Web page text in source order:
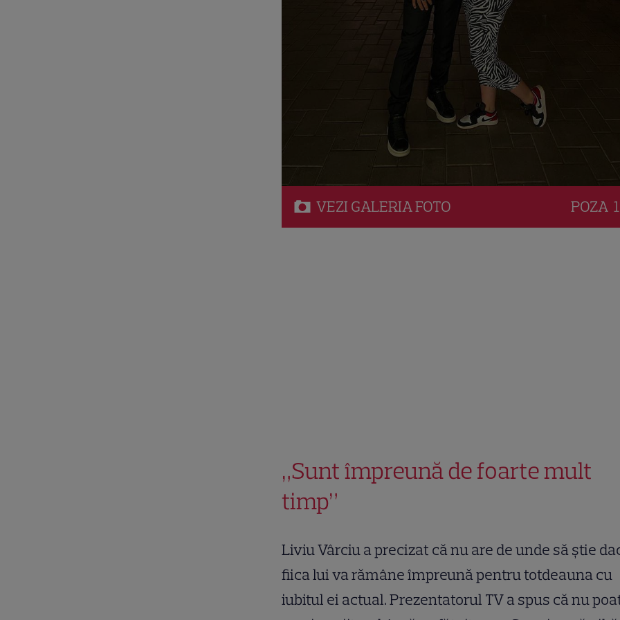
VEZI GALERIAFOTO POZA
„Sunt împreună de foarte mult
timp”
Liviu Vârciu a precizat că nu are de unde să știe
fiica lui va rămâne împreună pentru totdeauna cu
iubitul ei actual. Prezentatorul TV a spus că nu